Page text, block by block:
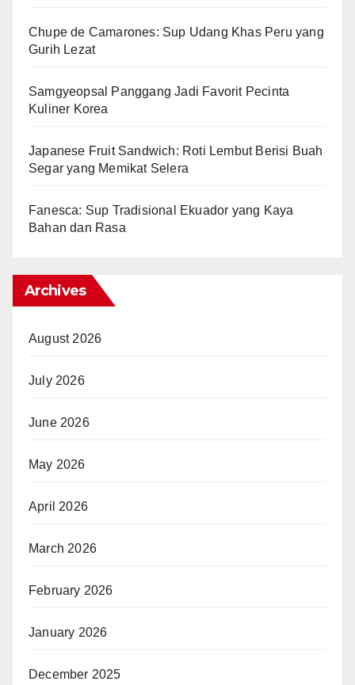
Chupe de Camarones: Sup Udang Khas Peru yang
Gurih Lezat
Samgyeopsal Panggang Jadi Favorit Pecinta
Kuliner Korea
Japanese Fruit Sandwich: Roti Lembut Berisi Buah
Segar yang Memikat Selera
Fanesca: Sup Tradisional Ekuador yang Kaya
Bahan dan Rasa
Archives
August 2026
July 2026
June 2026
May 2026
April 2026
March 2026
February 2026
January 2026
December 2025